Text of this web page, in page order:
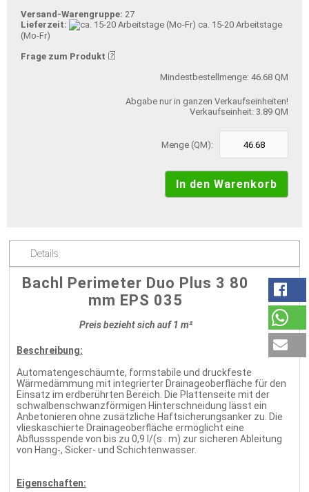
Versand-Warengruppe: 27
Lieferzeit:
ca. 15-20 Arbeitstage
(Mo-Fr)
Frage zum Produkt
Mindestbestellmenge: 46.68 QM
Abgabe nur in ganzen Verkaufseinheiten!
Verkaufseinheit: 3.89 QM
Menge (QM):
Details
Bachl Perimeter Duo Plus 3 80
mm EPS 035
Preis bezieht sich auf 1 m²
Beschreibung:
Automatengeschäumte, formstabile und druckfeste
Wärmedämmung mit integrierter Drainageoberfläche für den
Einsatz im erdberührten Bereich. Die Plattenseite mit der
schwalbenschwanzförmigen Hinterschneidung lässt ein
Anbetonieren ohne zusätzliche Haftsicherungsanker zu. Die
vlieskaschierte Drainageoberfläche ermöglicht eine
Abflussspende von bis zu 0,9 l/(s . m) zur sicheren Ableitung
von Hang-, Sicker- und Schichtenwasser.
Eigenschaften: